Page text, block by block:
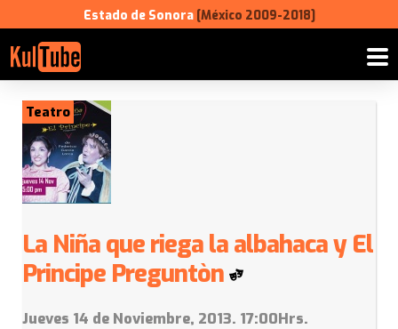
Estado de Sonora [México 2009-2018]
Teatro
La Niña que riega la albahaca y El
Principe Preguntòn
Jueves 14 de Noviembre, 2013. 17:00Hrs.